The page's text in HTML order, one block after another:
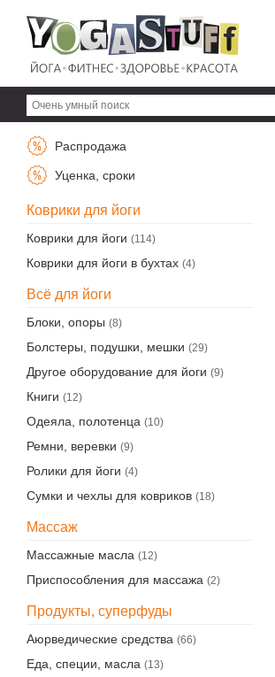
Распродажа
Уценка, сроки
Коврики для йоги
Коврики для йоги (114)
Коврики для йоги в бухтах (4)
Всё для йоги
Блоки, опоры (8)
Болстеры, подушки, мешки (29)
Другое оборудование для йоги (9)
Книги (12)
Одеяла, полотенца (10)
Ремни, веревки (9)
Ролики для йоги (4)
Сумки и чехлы для ковриков (18)
Массаж
Массажные масла (12)
Приспособления для массажа (2)
Продукты, суперфуды
Аюрведические средства (66)
Еда, специи, масла (13)